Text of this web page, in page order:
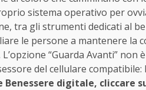
sistema operativo per
tra gli strumenti dedicati al
le persone a mantenere la
“Guarda Avanti”
del cellulare
Benessere digitale, cliccare